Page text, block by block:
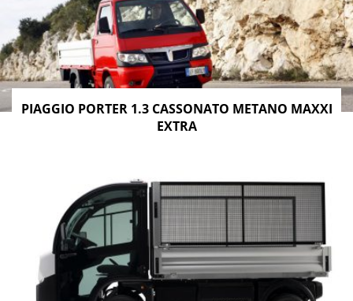
PIAGGIO PORTER 1.3 CASSONATO METANO MAXXI
EXTRA